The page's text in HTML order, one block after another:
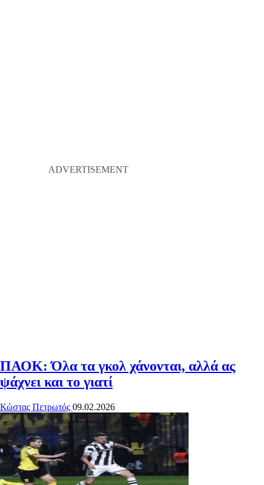
ΠΑΟΚ: Όλα τα γκολ χάνονται, αλλά ας
ψάχνει και το γιατί
Κώστας Πετρωτός 09.02.2026